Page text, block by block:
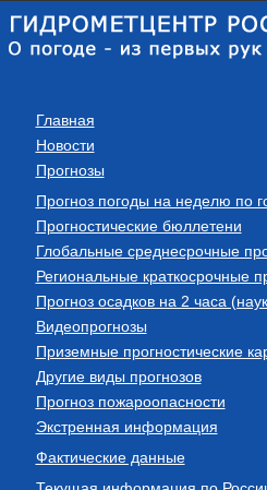
Главная
Новости
Прогнозы
Прогноз погоды на неделю по
Прогностические бюллетени
Глобальные среднесрочные
Региональные краткосрочные
Прогноз осадков на 2 часа
Видеопрогнозы
Приземные прогностические
Другие виды прогнозов
Прогноз пожароопасности
Экстренная информация
Фактические данные